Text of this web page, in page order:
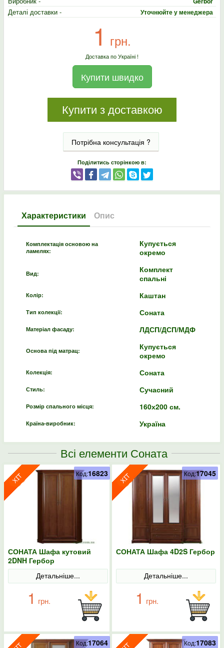
Деталі доставки - Уточнюйте у менеджера
1 грн.
Доставка по Україні !
Купити швидко
Купити з доставкою
Потрібна консультація ?
Поділитись сторінкою в:
Характеристики Опис
Комплектація основою на
ламелях:
Купується
окремо
Вид:
Комплект
спальні
Колір: Каштан
Тип колекції: Соната
Матеріал фасаду: ЛДСП/ДСП/МДФ
Основа під матрац:
Купується
окремо
Колекція: Соната
Стиль: Сучасний
Розмір спального місця: 160х200 см.
Країна-виробник: Україна
Всі елементи Соната
СОНАТА Шафа кутовий
2DNH Гербор
Детальніше...
1 грн.
Код:16823
СОНАТА Шафа 4D2S Гербор
Детальніше...
1 грн.
Код:17045
Код:17064 Код:17083